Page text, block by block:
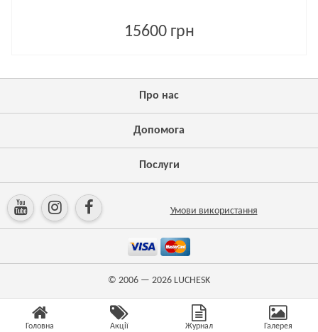
15600 грн
Про нас
Допомога
Послуги
Умови використання
© 2006 — 2026 LUCHESK
Головна Акції Журнал Галерея